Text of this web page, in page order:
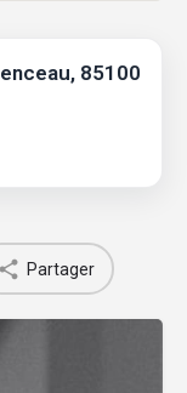
85100
Partager